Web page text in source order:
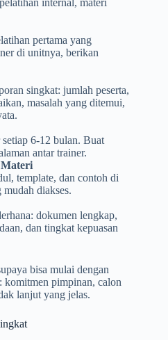
internal, materi
pertama yang
di unitnya, berikan
singkat: jumlah peserta,
masalah yang ditemui,
6-12 bulan. Buat
antar trainer.
Materi
template, dan contoh di
diakses.
dokumen lengkap,
dan tingkat kepuasan
bisa mulai dengan
komitmen pimpinan, calon
lanjut yang jelas.